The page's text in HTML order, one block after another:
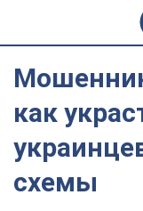
как
схемы